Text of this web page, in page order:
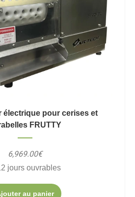
électrique pour cerises et
FRUTTY
6,969.00€
jours ouvrables
au panier